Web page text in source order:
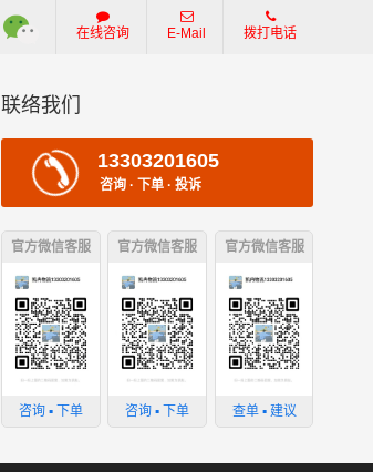
在线咨询 E-Mail 拨打电话
联络我们
13303201605
咨询 · 下单 · 投诉
官方微信客服
咨询 ▪ 下单
官方微信客服
咨询 ▪ 下单
官方微信客服
查单 ▪ 建议